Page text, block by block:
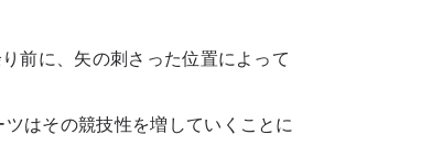
前に、矢の刺さった位置によって
はその競技性を増していくことに